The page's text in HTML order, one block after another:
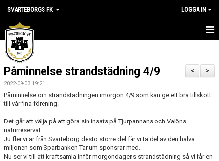
SVARTEBORGS FK LOGGA IN
HEM
NYHETER
OM KLUBBEN
VÅRA LAG
KLUBBSHOP
>
<
Påminnelse strandstädning 4/9
2022-09-03 19:21
Påminnelse om strandstädningen imorgon 4/9 som kan ge ett bra tillskott
till vår fina förening.
Det går att välja på att göra sin insats på Tjurpannans och Valöns
naturreservat.
Ju fler vi är från Svarteborg desto större del får vi ta del av den halva
miljonen som Sparbanken Tanum sponsrar med.
Nu ser vi till att kraftsamla inför morgondagens strandstädning så vi får en